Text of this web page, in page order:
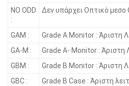
NO ODD
:
Δεν υπάρχει Οπτικό μεσο
GAM :
Grade A Monitor : Άριστη
GA-M :
Grade A- Monitor : Άριστη
GBM :
Grade B Monitor : Άριστη
GBC :
Grade B Case : Άριστη